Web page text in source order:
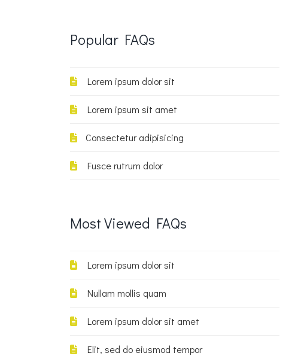
Popular FAQs
Lorem ipsum dolor sit
Lorem ipsum sit amet
Consectetur adipisicing
Fusce rutrum dolor
MostViewed FAQs
Lorem ipsum dolor sit
Nullam mollis quam
Lorem ipsum dolor sit amet
Elit, sed do eiusmod tempor